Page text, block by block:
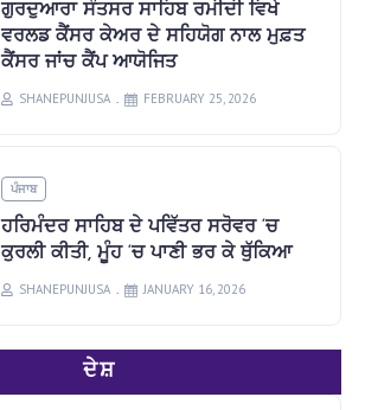
ਗੁਰਦੁਆਰਾ ਸੰਤਸਰ ਸਾਹਿਬ ਰਮੀਦੀ ਵਿਖੇ
ਵਰਲਡ ਕੈਂਸਰ ਕੇਅਰ ਦੇ ਸਹਿਯੋਗ ਨਾਲ ਮੁਫ਼ਤ
ਕੈਂਸਰ ਜਾਂਚ ਕੈਂਪ ਆਯੋਜਿਤ
SHANEPUNJUSA FEBRUARY 25, 2026
ਪੰਜਾਬ
ਹਰਿਮੰਦਰ ਸਾਹਿਬ ਦੇ ਪਵਿੱਤਰ ਸਰੋਵਰ ‘ਚ
ਕੁਰਲੀ ਕੀਤੀ, ਮੂੰਹ ‘ਚ ਪਾਣੀ ਭਰ ਕੇ ਥੁੱਕਿਆ
SHANEPUNJUSA JANUARY 16, 2026
ਦੇਸ਼